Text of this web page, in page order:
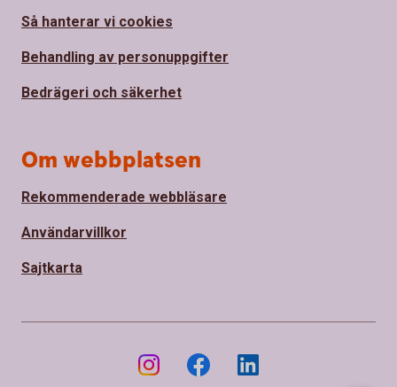
Så hanterar vi cookies
Behandling av personuppgifter
Bedrägeri och säkerhet
Om webbplatsen
Rekommenderade webbläsare
Användarvillkor
Sajtkarta